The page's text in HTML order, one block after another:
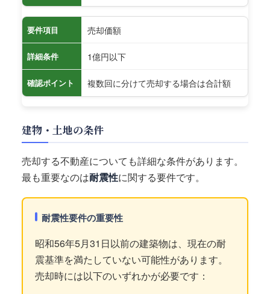
要件項目 売却価額
詳細条件 1億円以下
確認ポイント 複数回に分けて売却する場合は合計額
建物・土地の条件
売却する不動産についても詳細な条件があります。
最も重要なのは耐震性に関する要件です。
耐震性要件の重要性
昭和56年5月31日以前の建築物は、現在の耐
震基準を満たしていない可能性があります。
売却時には以下のいずれかが必要です：